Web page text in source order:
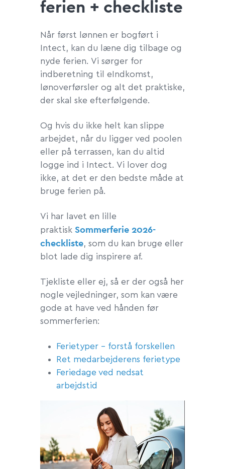
ferien + checkliste
Når først lønnen er bogført i
Intect, kan du læne dig tilbage og
nyde ferien. Vi sørger for
indberetning til eIndkomst,
lønoverførsler og alt det praktiske,
der skal ske efterfølgende.
Og hvis du ikke helt kan slippe
arbejdet, når du ligger ved poolen
eller på terrassen, kan du altid
logge ind i Intect. Vi lover dog
ikke, at det er den bedste måde at
bruge ferien på.
Vi har lavet en lille
praktisk Sommerferie 2026-
checkliste, som du kan bruge eller
blot lade dig inspirere af.
Tjekliste eller ej, så er der også her
nogle vejledninger, som kan være
gode at have ved hånden før
sommerferien:
Ferietyper – forstå forskellen
Ret medarbejderens ferietype
Feriedage ved nedsat
arbejdstid